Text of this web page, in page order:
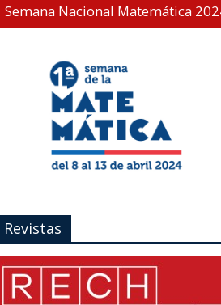
Semana Nacional Matemática
Revistas